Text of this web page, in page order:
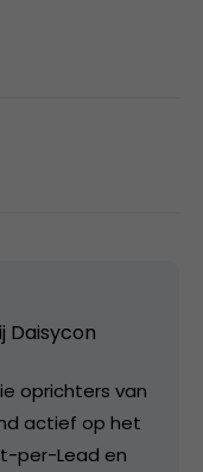
Daisycon
oprichters van
actief op het
per-Lead en